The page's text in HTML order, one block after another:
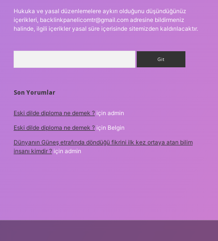
Hukuka ve yasal düzenlemelere aykırı olduğunu düşündüğünüz
içerikleri, backlinkpanelicomtr@gmail.com adresine bildirmeniz
halinde, ilgili içerikler yasal süre içerisinde sitemizden kaldırılacaktır.
Son Yorumlar
Eski dilde diploma ne demek ? için admin
Eski dilde diploma ne demek ? için Belgin
Dünyanın Güneş etrafında döndüğü fikrini ilk kez ortaya atan bilim
insanı kimdir ? için admin